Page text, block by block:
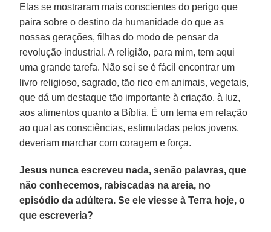
Elas se mostraram mais conscientes do perigo que
paira sobre o destino da humanidade do que as
nossas gerações, filhas do modo de pensar da
revolução industrial. A religião, para mim, tem aqui
uma grande tarefa. Não sei se é fácil encontrar um
livro religioso, sagrado, tão rico em animais, vegetais,
que dá um destaque tão importante à criação, à luz,
aos alimentos quanto a Bíblia. É um tema em relação
ao qual as consciências, estimuladas pelos jovens,
deveriam marchar com coragem e força.
Jesus nunca escreveu nada, senão palavras, que
não conhecemos, rabiscadas na areia, no
episódio da adúltera. Se ele viesse à Terra hoje, o
que escreveria?